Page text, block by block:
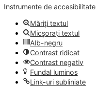
Instrumente de accesibilitate
Măriți textul
Micșorați textul
Alb-negru
Contrast ridicat
Contrast negativ
Fundal luminos
Link-uri subliniate